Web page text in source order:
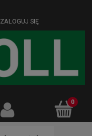
ZALOGUJ SIĘ